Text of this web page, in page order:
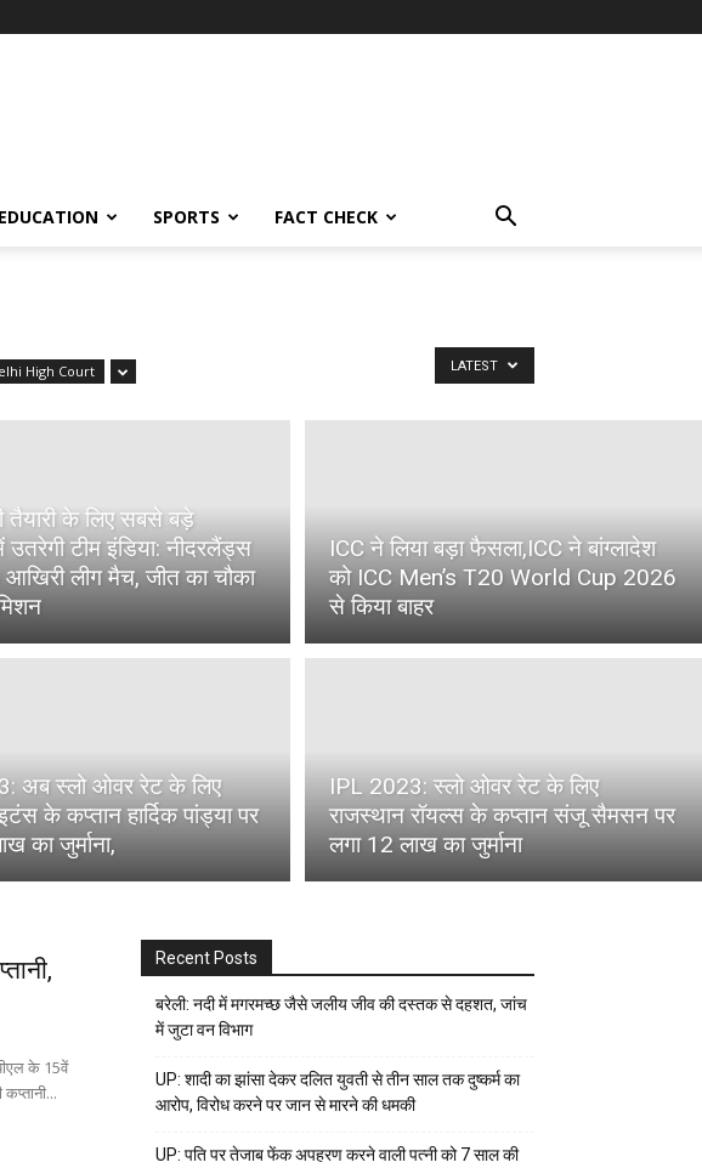
EDUCATION SPORTS FACT CHECK
High Court LATEST
के लिए सबसे बड़े
टीम इंडिया: नीदरलैंड्स
लीग मैच, जीत का चौका
ICC ने लिया बड़ा फैसला,ICC ने बांग्लादेश
को ICC Men’s T20 World Cup 2026
से किया बाहर
अब स्लो ओवर रेट के लिए
के कप्तान हार्दिक पांड्या पर
का जुर्माना,
IPL 2023: स्लो ओवर रेट के लिए
राजस्थान रॉयल्स के कप्तान संजू सैमसन पर
लगा 12 लाख का जुर्माना
के 15वें
Recent Posts
बरेली: नदी में मगरमच्छ जैसे जलीय जीव की दस्तक से दहशत, जांच
में जुटा वन विभाग
UP: शादी का झांसा देकर दलित युवती से तीन साल तक दुष्कर्म का
आरोप, विरोध करने पर जान से मारने की धमकी
UP: पति पर तेजाब फेंक अपहरण करने वाली पत्नी को 7 साल की